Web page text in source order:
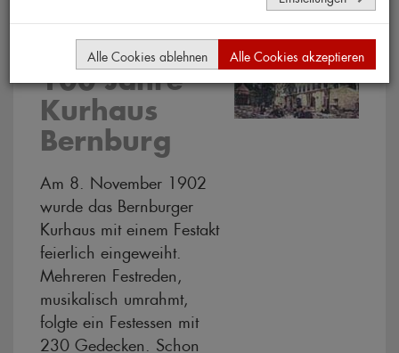
100 Jahre
Kurhaus
Bernburg
Am 8. November 1902
wurde das Bernburger
Kurhaus mit einem Festakt
feierlich eingeweiht.
Mehreren Festreden,
musikalisch umrahmt,
folgte ein Festessen mit
230 Gedecken. Schon
Alle Cookies ablehnen Alle Cookies akzeptieren